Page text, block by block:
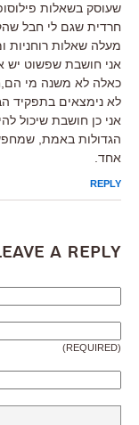
שעוסק בשאלות
חרדית שגם לי חבל
מעלה שאלות רוחניות
אני חושבת שפשוט יש
כאלה לא משנה מי
לא נימצאים בתפקיד
אני כן חושבת שיכול
הגדולות באמת,
אחד.
REPLY
a Reply
(REQUIRED)